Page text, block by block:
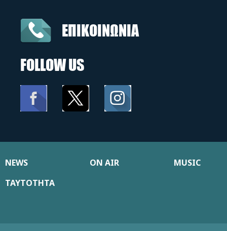
ΕΠΙΚΟΙΝΩΝΙΑ
FOLLOW US
NEWS ON AIR
MUSIC
ΤΑΥΤΟΤΗΤΑ